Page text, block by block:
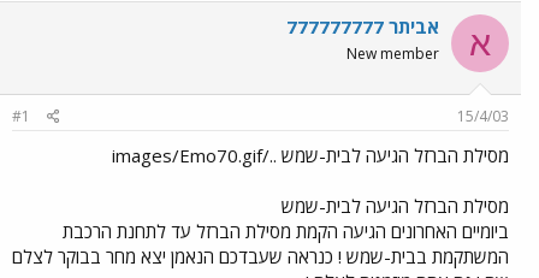
נ
ם
ב
ת
ך
א אביתר 777777777
New member
15/4/03
#1
מסילת הברזל הגיעה לבית-שמש ../images/Emo70.gif
מסילת הברזל הגיעה לבית-שמש
ביומיים האחרונים הגיעה הקמת מסילת הברזל עד לתחנת הרכבת
המשתקמת בבית-שמש ! כנראה שעבדכם הנאמן יצא מחר בבוקר לצלם